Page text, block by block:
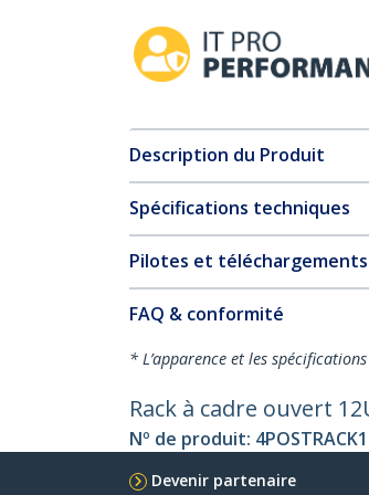
Description du Produit
Spécifications techniques
Pilotes et téléchargements
FAQ & conformité
* L’apparence et les
Rack à cadre ouvert
Nº de produit:
Devenir partenaire